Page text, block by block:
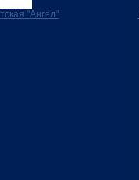
"Ангел"